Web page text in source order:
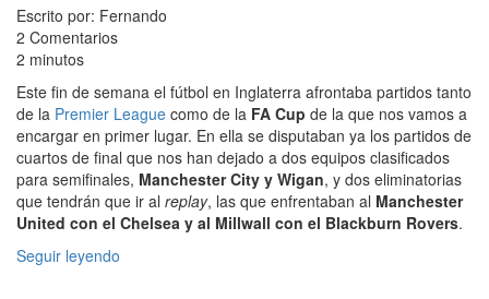
Escrito por: Fernando
2 Comentarios
2 minutos
Este fin de semana el fútbol en Inglaterra afrontaba partidos tanto
de la Premier League como de la FA Cup de la que nos vamos a
encargar en primer lugar. En ella se disputaban ya los partidos de
cuartos de final que nos han dejado a dos equipos clasificados
para semifinales, Manchester City y Wigan, y dos eliminatorias
que tendrán que ir al replay, las que enfrentaban al Manchester
United con el Chelsea y al Millwall con el Blackburn Rovers.
Seguir leyendo